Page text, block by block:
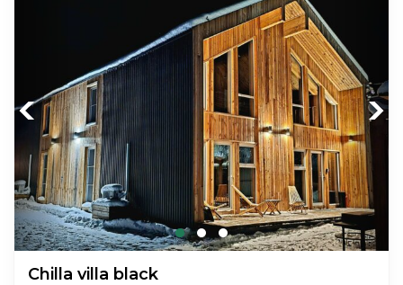
Previous Next
Chilla villa black